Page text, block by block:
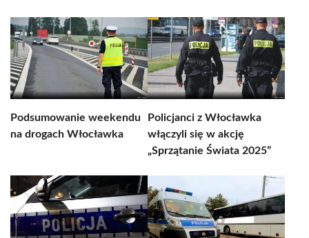
Podsumowanie weekendu
na drogach Włocławka
Policjanci z Włocławka
włączyli się w akcję
„Sprzątanie Świata 2025”